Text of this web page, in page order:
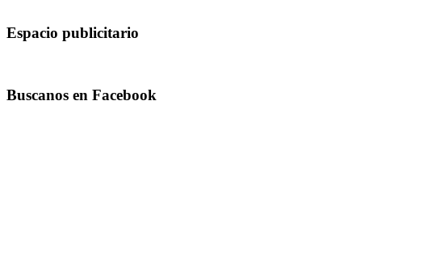
Espacio publicitario
Buscanos en Facebook